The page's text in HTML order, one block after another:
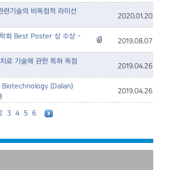
기술의 비독점적 라이선
2020.01.20
회 Best Poster 상 수상 -
2019.08.07
료 기술에 관한 특허 독점
2019.04.26
Biotechnology (Dalian)
2019.04.26
3 4 5 6